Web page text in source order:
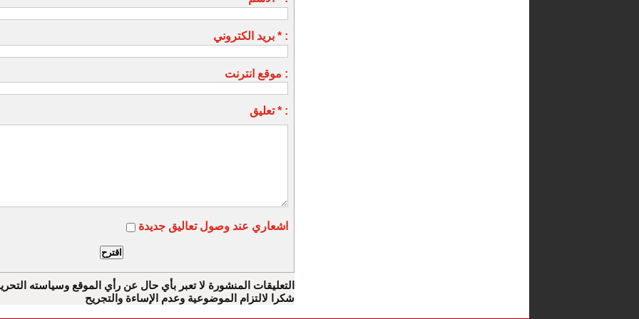
بريد الكتروني * :
موقع انترنت :
تعليق * :
اشعاري عند وصول تعاليق جديدة
التعليقات المنشورة لا تعبر بأي حال عن رأي الموقع وسياسته
شكرا لالتزام الموضوعية وعدم الإساءة والتجريح